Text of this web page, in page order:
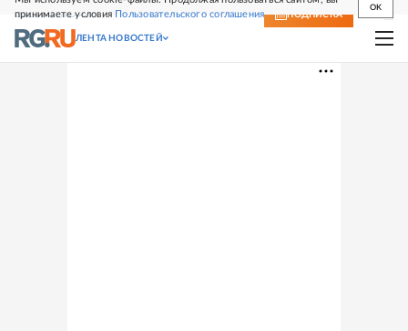
принимаете условия Пользовательского соглашения
OK
СВЕЖИЙ НОМЕР ПОДПИСКА
ЛЕНТА НОВОСТЕЙ